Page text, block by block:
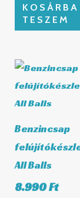
KOSÁRBA
TESZEM
Benzincsap
All Balls
8.990Ft